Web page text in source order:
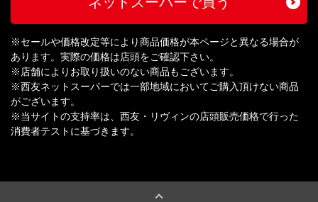
※セールや価格改定等により商品価格が本ページと異なる場合が
あります。実際の価格は店頭をご確認下さい。
※店舗によりお取り扱いのない商品もございます。
※西友ネットスーパーでは一部地域においてご購入頂けない商品
がございます。
※当サイトの支持率は、西友・リヴィンの店頭販売価格で行った
消費者テストに基づきます。